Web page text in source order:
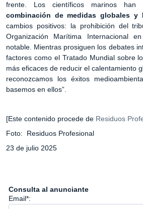
frente. Los científicos marinos han
combinación de medidas globales y
cambios positivos: la prohibición del
Organización Marítima Internacional
notable. Mientras prosiguen los debates
factores como el Tratado Mundial sobre
más eficaces de reducir el calentamiento
reconozcamos los éxitos
basemos en ellos”.
[Este contenido procede de Residuos
Foto: Residuos Profesional
23 de julio 2025
Consulta al anunciante
Email*: